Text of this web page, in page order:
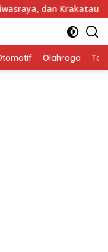
dan Krakatau Steel
Olahraga